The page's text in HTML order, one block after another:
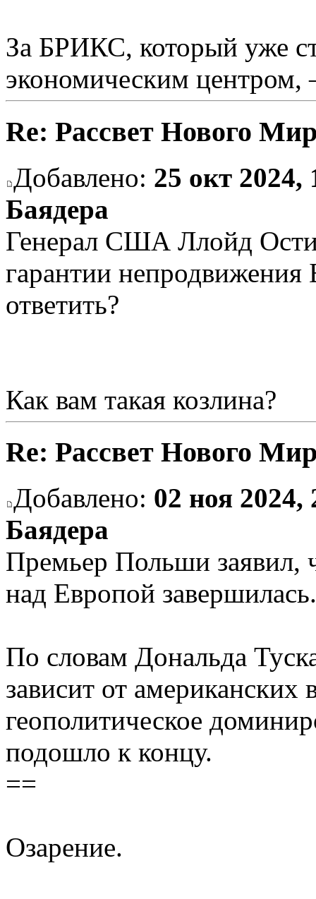
За БРИКС, который уже
экономическим
Re: Рассвет Нового
Добавлено: 25 окт 2024,
Баядера
Генерал США Ллойд
гарантии
ответить?
Как вам такая козлина?
Re: Рассвет Нового
Добавлено: 02 ноя 2024,
Баядера
Премьер Польши
над Европой завершилась.
По словам Дональда
зависит от американских
геополитическое
подошло к концу.
==
Озарение.